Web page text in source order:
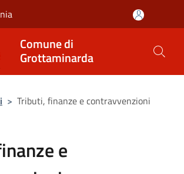
Comune di
Grottaminarda
> Tributi, finanze e contravvenzioni
e